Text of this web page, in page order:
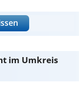
im Umkreis